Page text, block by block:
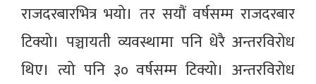
राजदरबारभित्र भयो। तर सयौं वर्षसम्म राजदरबार
टिक्यो। पञ्चायती व्यवस्थामा पनि धेरै अन्तरविरोध
थिए। त्यो पनि ३० वर्षसम्म टिक्यो। अन्तरविरोध